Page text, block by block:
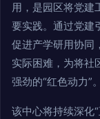
用，是园区将党建
要实践。通过党建
促进产学研用协同
实际困难，为将社
强劲的“红色动力”。
该中心将持续深化